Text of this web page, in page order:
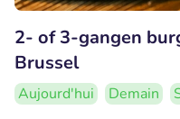
2- of 3-gangen
Brussel
Aujourd'hui Demain